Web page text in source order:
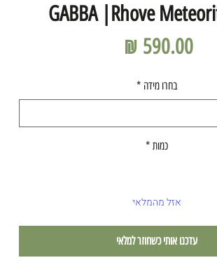
GABBA |Rhove
בחרו מידה *
כמות *
אזל מהמלאי
עדכנו אותי כשחוזר למלאי